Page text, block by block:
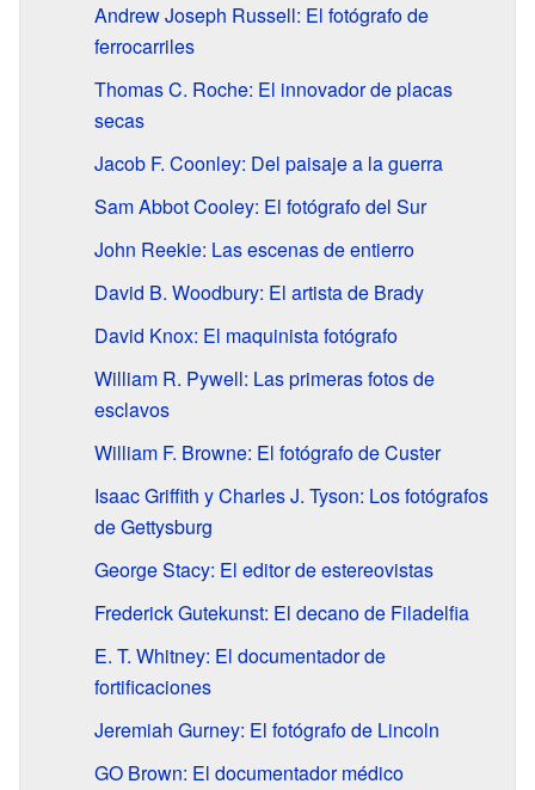
Andrew Joseph Russell: El fotógrafo de
ferrocarriles
Thomas C. Roche: El innovador de placas
secas
Jacob F. Coonley: Del paisaje a la guerra
Sam Abbot Cooley: El fotógrafo del Sur
John Reekie: Las escenas de entierro
David B. Woodbury: El artista de Brady
David Knox: El maquinista fotógrafo
William R. Pywell: Las primeras fotos de
esclavos
William F. Browne: El fotógrafo de Custer
Isaac Griffith y Charles J. Tyson: Los fotógrafos
de Gettysburg
George Stacy: El editor de estereovistas
Frederick Gutekunst: El decano de Filadelfia
E. T. Whitney: El documentador de
fortificaciones
Jeremiah Gurney: El fotógrafo de Lincoln
GO Brown: El documentador médico